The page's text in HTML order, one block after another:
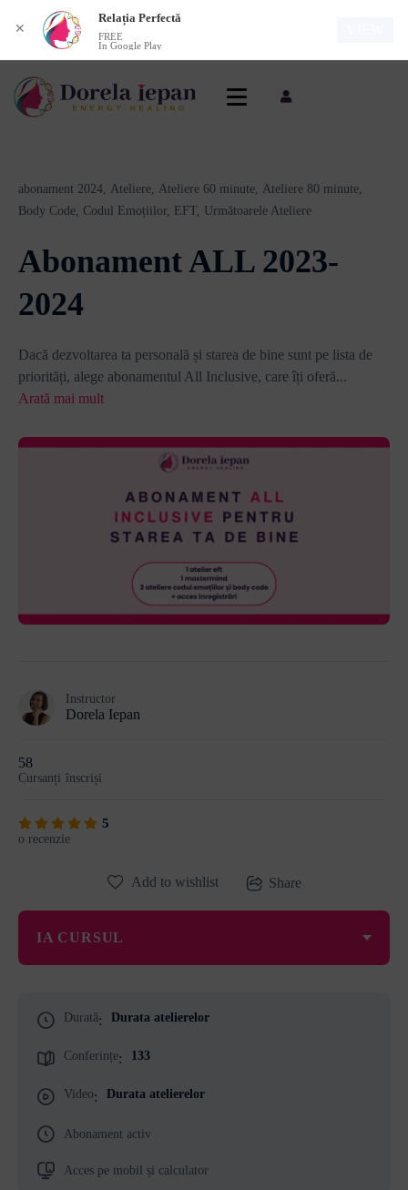
abonament 2024, Ateliere, Ateliere 60 minute, Ateliere 80 minute,
Body Code, Codul Emoțiilor, EFT, Următoarele Ateliere
Abonament ALL 2023-
2024
Dacă dezvoltarea ta personală și starea de bine sunt pe lista de
priorități, alege abonamentul All Inclusive, care îți oferă...
Arată mai mult
Instructor
Dorela Iepan
58
Cursanți înscriși
5
o recenzie
Durată: Durata atelierelor
Conferințe: 133
Video: Durata atelierelor
Abonament activ
Acces pe mobil și calculator
Add to wishlist Share
IA CURSUL
✕
Relația Perfectă
FREE
In Google Play